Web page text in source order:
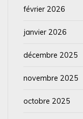
février 2026
janvier 2026
décembre 2025
novembre 2025
octobre 2025